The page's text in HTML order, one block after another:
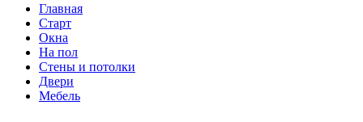
Главная
Старт
Окна
На пол
Стены и потолки
Двери
Мебель